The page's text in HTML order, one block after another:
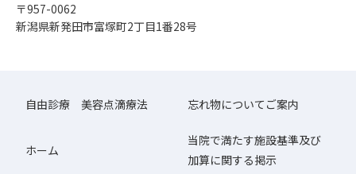
〒957-0062
新潟県新発田市富塚町2丁目1番28号
自由診療 美容点滴療法 忘れ物についてご案内
ホーム
当院で満たす施設基準及び
加算に関する掲示